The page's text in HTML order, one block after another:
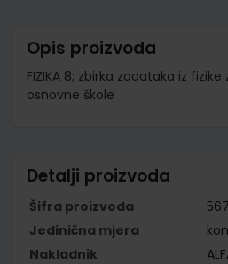
Opis proizvoda
FIZIKA 8; zbirka zadataka iz
osnovne škole
Detalji proizvoda
Šifra proizvoda
Jedinična mjera
Nakladnik